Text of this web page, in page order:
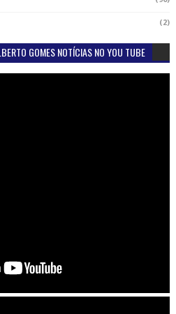
(2)
GOMES NOTÍCIAS NO YOU TUBE